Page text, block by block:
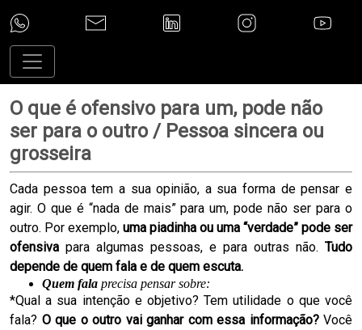
O que é ofensivo para um, pode não
ser para o outro / Pessoa sincera ou
grosseira
Cada pessoa tem a sua opinião, a sua forma de pensar e
agir. O que é “nada de mais” para um, pode não ser para o
outro. Por exemplo, uma piadinha ou uma “verdade” pode ser
ofensiva para algumas pessoas, e para outras não. Tudo
depende de quem fala e de quem escuta.
Quem fala precisa pensar sobre:
*Qual a sua intenção e objetivo? Tem utilidade o que você
fala? O que o outro vai ganhar com essa informação?Você